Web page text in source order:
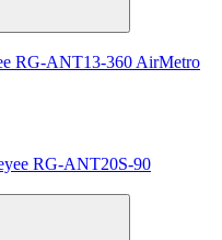
RG-ANT13-360 AirMetro